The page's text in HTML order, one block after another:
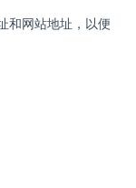
和网站地址，以便